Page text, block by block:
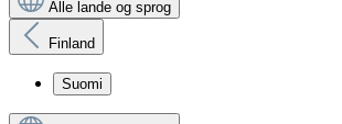
Alle lande og sprog
Finland
Suomi